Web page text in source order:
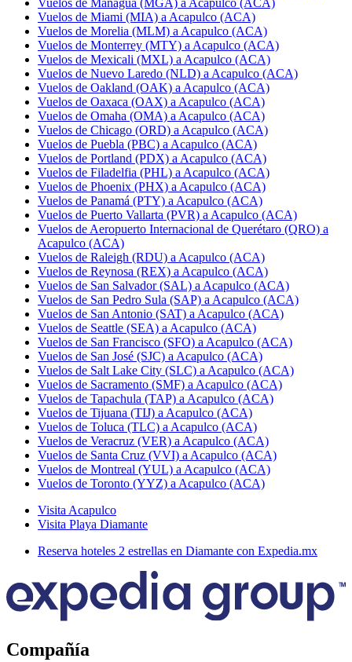
Vuelos de Managua (MGA) a Acapulco (ACA)
Vuelos de Miami (MIA) a Acapulco (ACA)
Vuelos de Morelia (MLM) a Acapulco (ACA)
Vuelos de Monterrey (MTY) a Acapulco (ACA)
Vuelos de Mexicali (MXL) a Acapulco (ACA)
Vuelos de Nuevo Laredo (NLD) a Acapulco (ACA)
Vuelos de Oakland (OAK) a Acapulco (ACA)
Vuelos de Oaxaca (OAX) a Acapulco (ACA)
Vuelos de Omaha (OMA) a Acapulco (ACA)
Vuelos de Chicago (ORD) a Acapulco (ACA)
Vuelos de Puebla (PBC) a Acapulco (ACA)
Vuelos de Portland (PDX) a Acapulco (ACA)
Vuelos de Filadelfia (PHL) a Acapulco (ACA)
Vuelos de Phoenix (PHX) a Acapulco (ACA)
Vuelos de Panamá (PTY) a Acapulco (ACA)
Vuelos de Puerto Vallarta (PVR) a Acapulco (ACA)
Vuelos de Aeropuerto Internacional de Querétaro (QRO) a
Acapulco (ACA)
Vuelos de Raleigh (RDU) a Acapulco (ACA)
Vuelos de Reynosa (REX) a Acapulco (ACA)
Vuelos de San Salvador (SAL) a Acapulco (ACA)
Vuelos de San Pedro Sula (SAP) a Acapulco (ACA)
Vuelos de San Antonio (SAT) a Acapulco (ACA)
Vuelos de Seattle (SEA) a Acapulco (ACA)
Vuelos de San Francisco (SFO) a Acapulco (ACA)
Vuelos de San José (SJC) a Acapulco (ACA)
Vuelos de Salt Lake City (SLC) a Acapulco (ACA)
Vuelos de Sacramento (SMF) a Acapulco (ACA)
Vuelos de Tapachula (TAP) a Acapulco (ACA)
Vuelos de Tijuana (TIJ) a Acapulco (ACA)
Vuelos de Toluca (TLC) a Acapulco (ACA)
Vuelos de Veracruz (VER) a Acapulco (ACA)
Vuelos de Santa Cruz (VVI) a Acapulco (ACA)
Vuelos de Montreal (YUL) a Acapulco (ACA)
Vuelos de Toronto (YYZ) a Acapulco (ACA)
Visita Acapulco
Visita Playa Diamante
Reserva hoteles 2 estrellas en Diamante con Expedia.mx
Compañía